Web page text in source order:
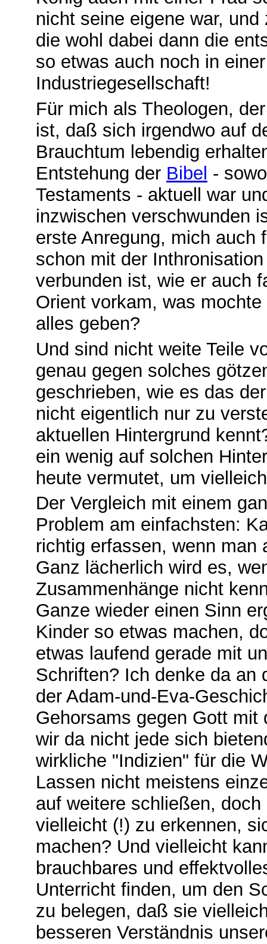
nicht seine eigene war,
die wohl dabei dann die
so etwas auch noch in
Industriegesellschaft!
Für mich als Theologen,
ist, daß sich irgendwo auf
Brauchtum lebendig
Entstehung der Bibel -
Testaments - aktuell war
inzwischen verschwunden
erste Anregung, mich auch
schon mit der
verbunden ist, wie er auch
Orient vorkam, was
alles geben?
Und sind nicht weite Teile
genau gegen solches
geschrieben, wie es das
nicht eigentlich nur zu
aktuellen Hintergrund
ein wenig auf solchen
heute vermutet, um
Der Vergleich mit einem
Problem am einfachsten:
richtig erfassen, wenn man
Ganz lächerlich wird es,
Zusammenhänge nicht
Ganze wieder einen Sinn
Kinder so etwas machen,
etwas laufend gerade mit
Schriften? Ich denke da an
der Adam-und-Eva-
Gehorsams gegen Gott mit
wir da nicht jede sich
wirkliche "Indizien" für die
Lassen nicht meistens
auf weitere schließen,
vielleicht (!) zu erkennen,
machen? Und vielleicht
brauchbares und
Unterricht finden, um den
zu belegen, daß sie
besseren Verständnis